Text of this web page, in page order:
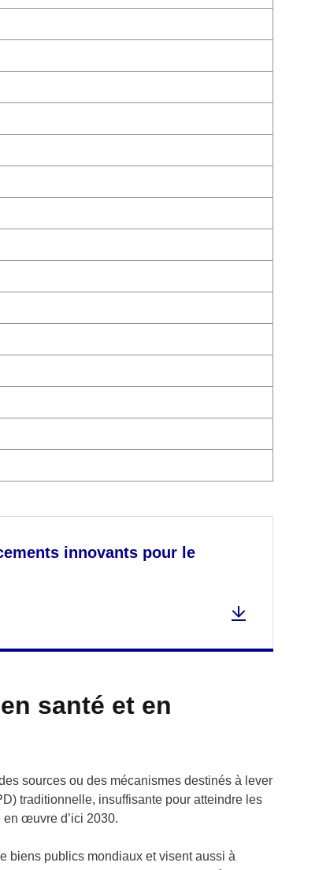
innovants pour le
santé et en
sources ou des mécanismes destinés à lever
traditionnelle, insuffisante pour atteindre les
en œuvre d’ici 2030.
biens publics mondiaux et visent aussi à